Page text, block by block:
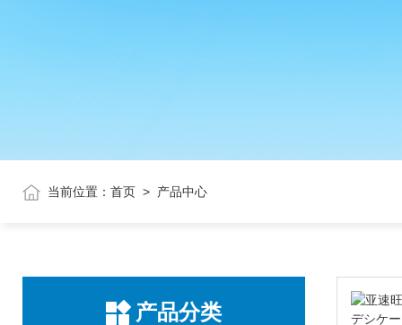
当前位置： 首页 > 产品中心
产品分类